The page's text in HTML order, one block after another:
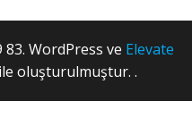
83. WordPress ve Elevate
ile oluşturulmuştur. .